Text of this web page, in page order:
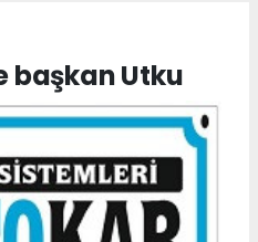
başkan Utku